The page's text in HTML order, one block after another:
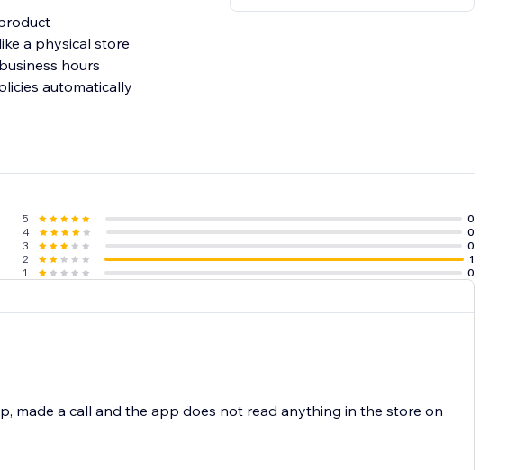
a physical store
hours
automatically
5
0
4
0
3
0
2
1
1
0
made a call and the app does not read anything in the store on